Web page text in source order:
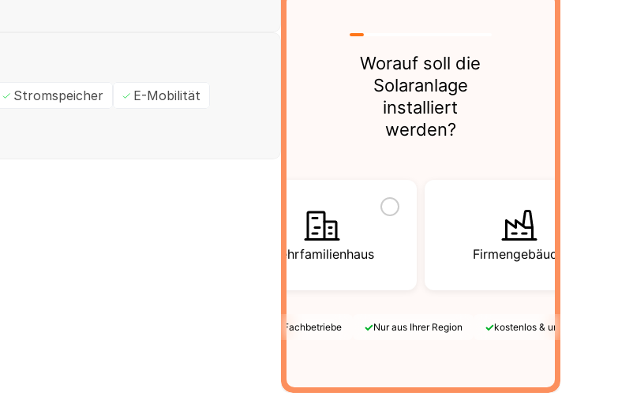
Stromspeicher
E-Mobilität
Worauf soll die
Solaranlage
installiert
werden?
Mehrfamilienhaus Firmengebäude
Geprüfte Fachbetriebe ✓Nur aus Ihrer Region ✓kostenlos & unverbindlich